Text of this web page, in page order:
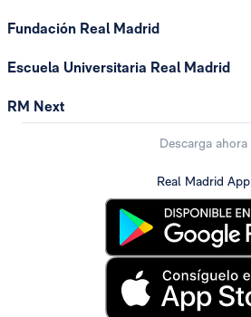
Fundación Real Madrid
Escuela Universitaria Real Madrid
RM Next
Descarga ahora
Real Madrid App